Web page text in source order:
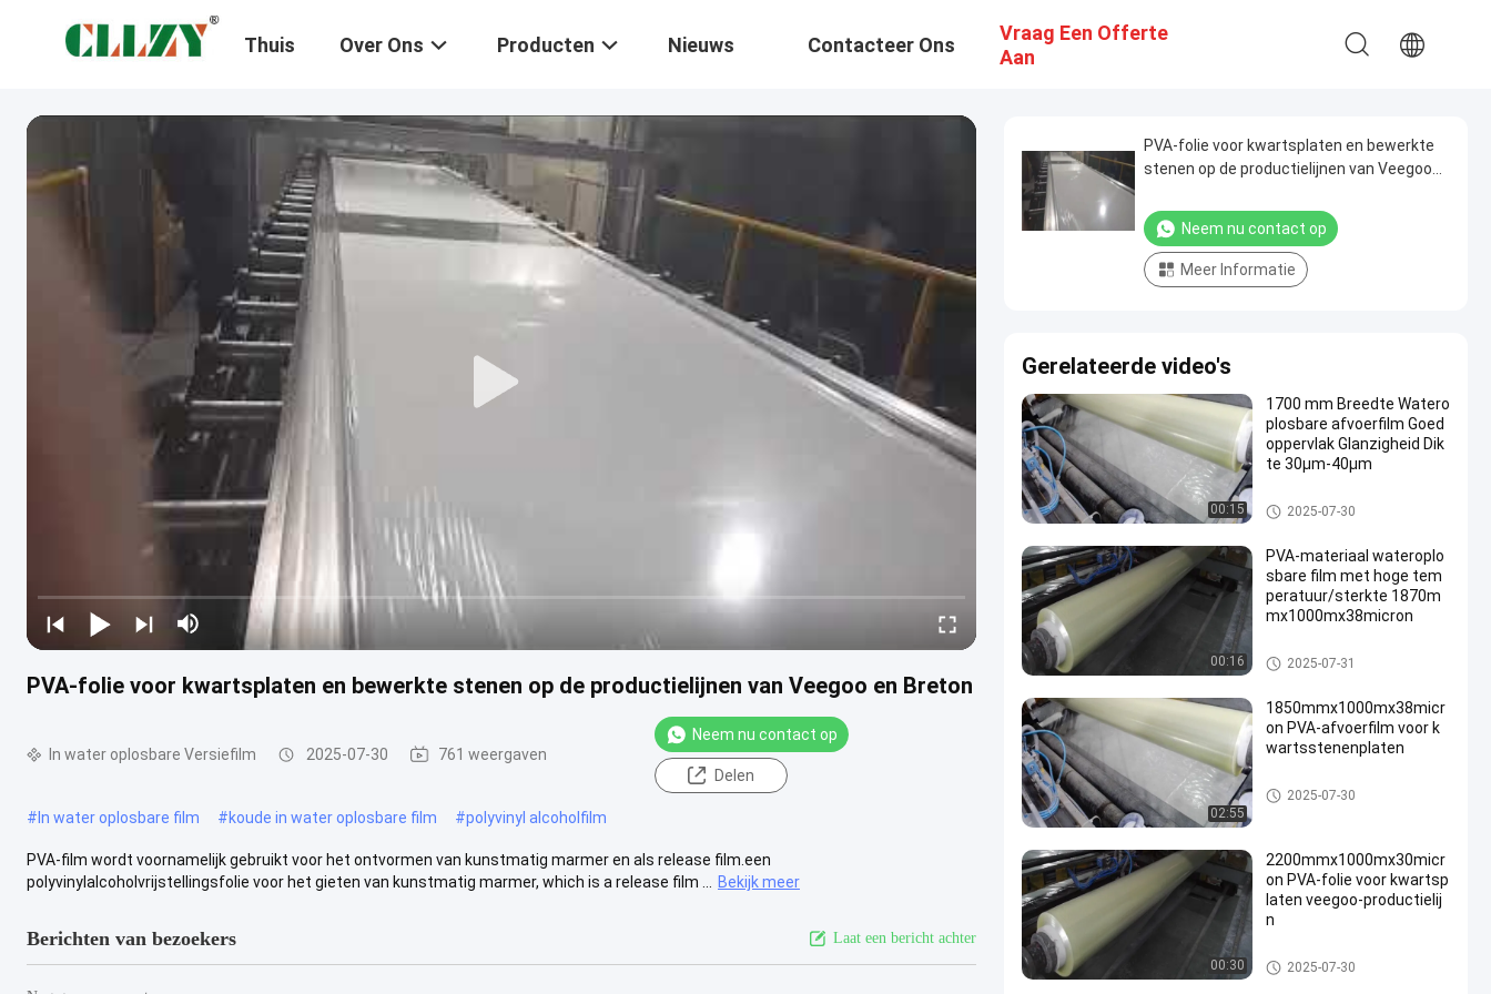
Thuis Over Ons Producten Nieuws Contacteer Ons
Vraag Een Offerte
Aan
PVA-folie voor kwartsplaten en bewerkte stenen op de productielijnen van Veegoo en Breton
In water oplosbare Versiefilm 2025-07-30 761 weergaven
Neem nu contact op
Delen
#In water oplosbare film #koude in water oplosbare film #polyvinyl alcoholfilm
PVA-film wordt voornamelijk gebruikt voor het ontvormen van kunstmatig marmer en als release film.een
polyvinylalcoholvrijstellingsfolie voor het gieten van kunstmatig marmer, which is a release film ...
Bekijk meer
Berichten van bezoekers Laat een bericht achter
PVA-folie voor kwartsplaten en bewerkte
stenen op de productielijnen van Veegoo
Neem nu contact op
Meer Informatie
Gerelateerde video's
00:15
1700 mm Breedte Watero
plosbare afvoerfilm Goed
oppervlak Glanzigheid Dik
te 30μm-40μm
In water oplosbare Versiefilm
2025-07-30
00:16
PVA-materiaal wateroplo
sbare film met hoge tem
peratuur/sterkte 1870m
mx1000mx38micron
In water oplosbare Versiefilm
2025-07-31
02:55
1850mmx1000mx38micr
on PVA-afvoerfilm voor k
wartsstenenplaten
In water oplosbare Versiefilm
2025-07-30
00:30
2200mmx1000mx30micr
on PVA-folie voor kwartsp
laten veegoo-productielij
n
In water oplosbare Versiefilm
2025-07-30